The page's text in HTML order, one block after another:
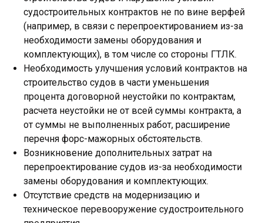
судостроительных контрактов не по вине верфей
(например, в связи с перепроектированием из-за
необходимости замены оборудования и
комплектующих), в том числе со стороны ГТЛК.
Необходимость улучшения условий контрактов на
строительство судов в части уменьшения
процента договорной неустойки по контрактам,
расчета неустойки не от всей суммы контракта, а
от суммы не выполненных работ, расширение
перечня форс-мажорных обстоятельств.
Возникновение дополнительных затрат на
перепроектирование судов из-за необходимости
замены оборудования и комплектующих.
Отсутствие средств на модернизацию и
техническое перевооружение судостроительного